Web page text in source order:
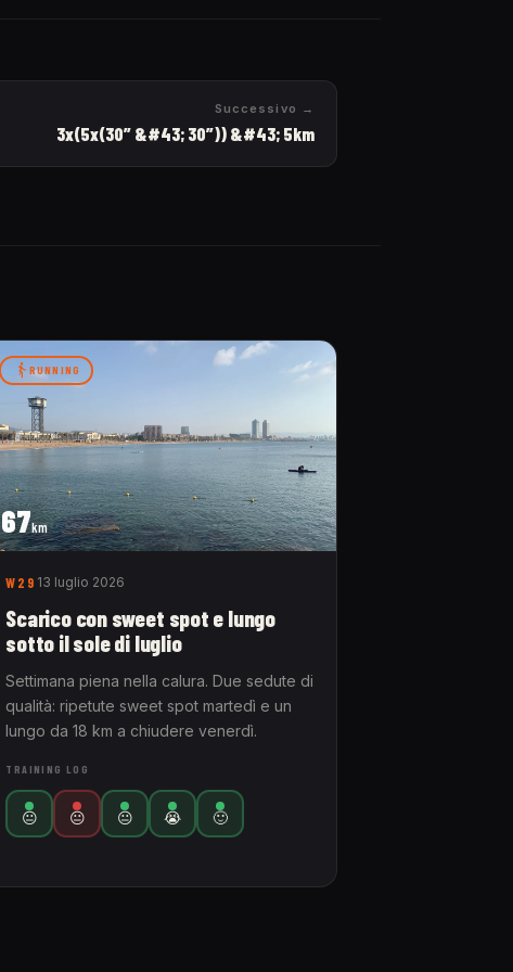
Successivo →
3x(5x(30” &#43; 30”)) &#43; 5km
67km
RUNNING
W29 13 luglio 2026
Scarico con sweet spot e lungo
sotto il sole di luglio
Settimana piena nella calura. Due sedute di
qualità: ripetute sweet spot martedì e un
lungo da 18 km a chiudere venerdì.
TRAINING LOG
😐 😐 😐 😭 🙂